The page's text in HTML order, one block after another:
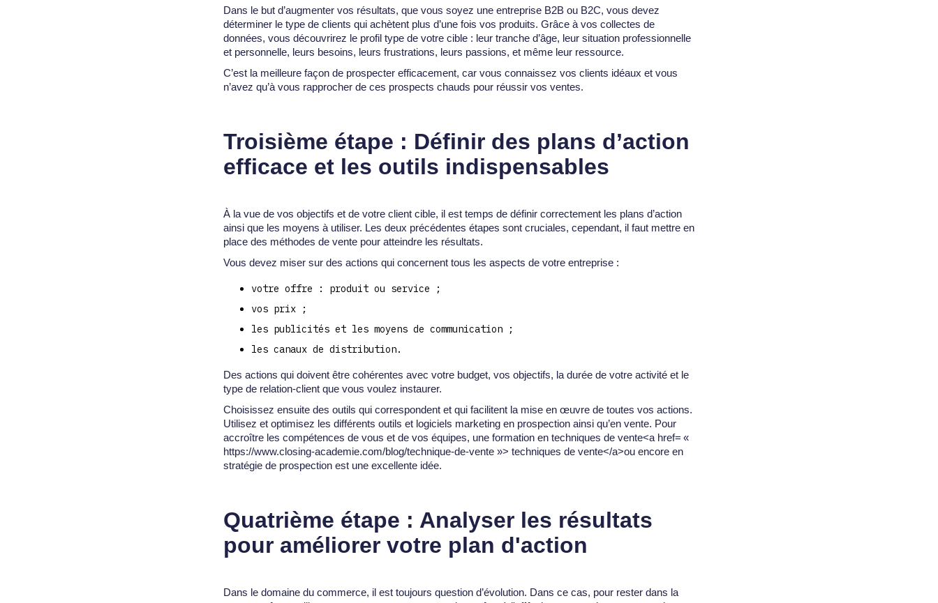
Dans le but d’augmenter vos résultats, que vous soyez une entreprise B2B ou B2C, vous devez
déterminer le type de clients qui achètent plus d’une fois vos produits. Grâce à vos collectes de
données, vous découvrirez le profil type de votre cible : leur tranche d’âge, leur situation professionnelle
et personnelle, leurs besoins, leurs frustrations, leurs passions, et même leur ressource.
C’est la meilleure façon de prospecter efficacement, car vous connaissez vos clients idéaux et vous
n’avez qu’à vous rapprocher de ces prospects chauds pour réussir vos ventes.
Troisième étape : Définir des plans d’action
efficace et les outils indispensables
À la vue de vos objectifs et de votre client cible, il est temps de définir correctement les plans d’action
ainsi que les moyens à utiliser. Les deux précédentes étapes sont cruciales, cependant, il faut mettre en
place des méthodes de vente pour atteindre les résultats.
Vous devez miser sur des actions qui concernent tous les aspects de votre entreprise :
votre offre : produit ou service ;
vos prix ;
les publicités et les moyens de communication ;
les canaux de distribution.
Des actions qui doivent être cohérentes avec votre budget, vos objectifs, la durée de votre activité et le
type de relation-client que vous voulez instaurer.
Choisissez ensuite des outils qui correspondent et qui facilitent la mise en œuvre de toutes vos actions.
Utilisez et optimisez les différents outils et logiciels marketing en prospection ainsi qu’en vente. Pour
accroître les compétences de vous et de vos équipes, une formation en techniques de vente<a href= «
https://www.closing-academie.com/blog/technique-de-vente »> techniques de vente</a>ou encore en
stratégie de prospection est une excellente idée.
Quatrième étape : Analyser les résultats
pour améliorer votre plan d'action
Dans le domaine du commerce, il est toujours question d’évolution. Dans ce cas, pour rester dans la